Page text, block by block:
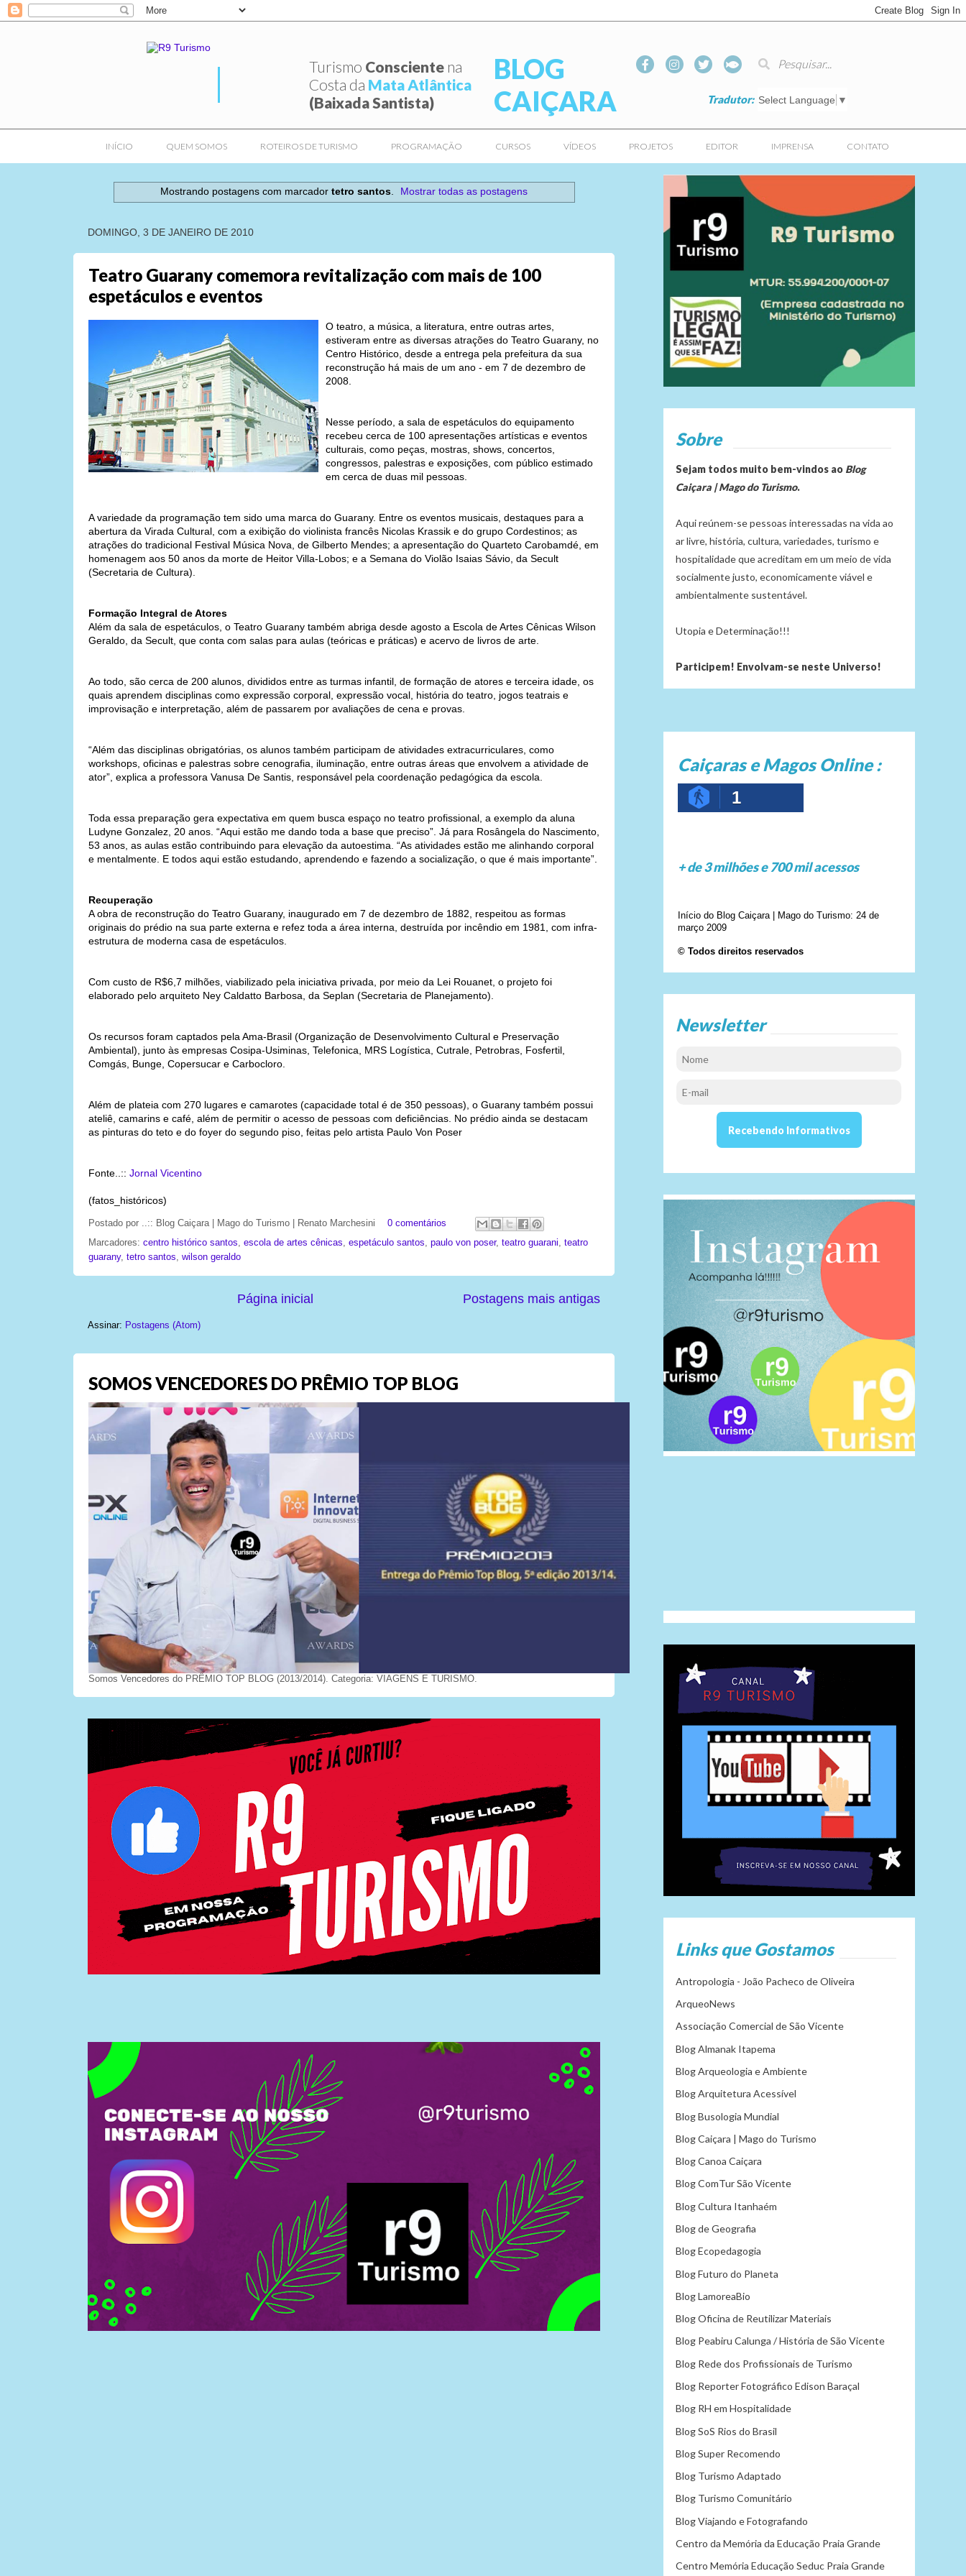
Turismo Consciente na
Costa da Mata Atlântica
(Baixada Santista)
BLOG
CAIÇARA
Select Language ▼
Tradutor:
INÍCIO QUEM SOMOS ROTEIROS DE TURISMO PROGRAMAÇÃO CURSOS VÍDEOS PROJETOS EDITOR IMPRENSA CONTATO
Mostrando postagens com marcador tetro santos. Mostrar todas as postagens
DOMINGO, 3 DE JANEIRO DE 2010
Teatro Guarany comemora revitalização com mais de 100
espetáculos e eventos
O teatro, a música, a literatura, entre outras artes,
estiveram entre as diversas atrações do Teatro Guarany, no
Centro Histórico, desde a entrega pela prefeitura da sua
reconstrução há mais de um ano - em 7 de dezembro de
2008.
Nesse período, a sala de espetáculos do equipamento
recebeu cerca de 100 apresentações artísticas e eventos
culturais, como peças, mostras, shows, concertos,
congressos, palestras e exposições, com público estimado
em cerca de duas mil pessoas.
A variedade da programação tem sido uma marca do Guarany. Entre os eventos musicais, destaques para a
abertura da Virada Cultural, com a exibição do violinista francês Nicolas Krassik e do grupo Cordestinos; as
atrações do tradicional Festival Música Nova, de Gilberto Mendes; a apresentação do Quarteto Carobamdé, em
homenagem aos 50 anos da morte de Heitor Villa-Lobos; e a Semana do Violão Isaias Sávio, da Secult
(Secretaria de Cultura).
Formação Integral de Atores
Além da sala de espetáculos, o Teatro Guarany também abriga desde agosto a Escola de Artes Cênicas Wilson
Geraldo, da Secult, que conta com salas para aulas (teóricas e práticas) e acervo de livros de arte.
Ao todo, são cerca de 200 alunos, divididos entre as turmas infantil, de formação de atores e terceira idade, os
quais aprendem disciplinas como expressão corporal, expressão vocal, história do teatro, jogos teatrais e
improvisação e interpretação, além de passarem por avaliações de cena e provas.
“Além das disciplinas obrigatórias, os alunos também participam de atividades extracurriculares, como
workshops, oficinas e palestras sobre cenografia, iluminação, entre outras áreas que envolvem a atividade de
ator”, explica a professora Vanusa De Santis, responsável pela coordenação pedagógica da escola.
Toda essa preparação gera expectativa em quem busca espaço no teatro profissional, a exemplo da aluna
Ludyne Gonzalez, 20 anos. “Aqui estão me dando toda a base que preciso”. Já para Rosângela do Nascimento,
53 anos, as aulas estão contribuindo para elevação da autoestima. “As atividades estão me alinhando corporal
e mentalmente. E todos aqui estão estudando, aprendendo e fazendo a socialização, o que é mais importante”.
Recuperação
A obra de reconstrução do Teatro Guarany, inaugurado em 7 de dezembro de 1882, respeitou as formas
originais do prédio na sua parte externa e refez toda a área interna, destruída por incêndio em 1981, com infra-
estrutura de moderna casa de espetáculos.
Com custo de R$6,7 milhões, viabilizado pela iniciativa privada, por meio da Lei Rouanet, o projeto foi
elaborado pelo arquiteto Ney Caldatto Barbosa, da Seplan (Secretaria de Planejamento).
Os recursos foram captados pela Ama-Brasil (Organização de Desenvolvimento Cultural e Preservação
Ambiental), junto às empresas Cosipa-Usiminas, Telefonica, MRS Logística, Cutrale, Petrobras, Fosfertil,
Comgás, Bunge, Copersucar e Carbocloro.
Além de plateia com 270 lugares e camarotes (capacidade total é de 350 pessoas), o Guarany também possui
ateliê, camarins e café, além de permitir o acesso de pessoas com deficiências. No prédio ainda se destacam
as pinturas do teto e do foyer do segundo piso, feitas pelo artista Paulo Von Poser
Fonte..:: Jornal Vicentino
(fatos_históricos)
Postado por ..:: Blog Caiçara | Mago do Turismo | Renato Marchesini
0 comentários
Marcadores: centro histórico santos escola de artes cênicas espetáculo santos paulo von poser, teatro guarani
teatro
guarany, tetro santos wilson geraldo
Postagens mais antigas
Página inicial
Assinar: Postagens (Atom)
SOMOS VENCEDORES DO PRÊMIO TOP BLOG
Somos Vencedores do PRÊMIO TOP BLOG (2013/2014). Categoria: VIAGENS E TURISMO.
Sobre
Sejam todos muito bem-vindos ao Blog
Caiçara | Mago do Turismo.
Aqui reúnem-se pessoas interessadas na vida ao
ar livre, história, cultura, variedades, turismo e
hospitalidade que acreditam em um meio de vida
socialmente justo, economicamente viável e
ambientalmente sustentável.
Utopia e Determinação!!!
Participem! Envolvam-se neste Universo!
Caiçaras e Magos Online :
1
+ de 3 milhões e 700 mil acessos
Início do Blog Caiçara | Mago do Turismo: 24 de
março 2009
© Todos direitos reservados
Newsletter
Links que Gostamos
Antropologia - João Pacheco de Oliveira
ArqueoNews
Associação Comercial de São Vicente
Blog Almanak Itapema
Blog Arqueologia e Ambiente
Blog Arquitetura Acessível
Blog Busologia Mundial
Blog Caiçara | Mago do Turismo
Blog Canoa Caiçara
Blog ComTur São Vicente
Blog Cultura Itanhaém
Blog de Geografia
Blog Ecopedagogia
Blog Futuro do Planeta
Blog LamoreaBio
Blog Oficina de Reutilizar Materiais
Blog Peabiru Calunga / História de São Vicente
Blog Rede dos Profissionais de Turismo
Blog Reporter Fotográfico Edison Baraçal
Blog RH em Hospitalidade
Blog SoS Rios do Brasil
Blog Super Recomendo
Blog Turismo Adaptado
Blog Turismo Comunitário
Blog Viajando e Fotografando
Centro da Memória da Educação Praia Grande
Centro Memória Educação Seduc Praia Grande